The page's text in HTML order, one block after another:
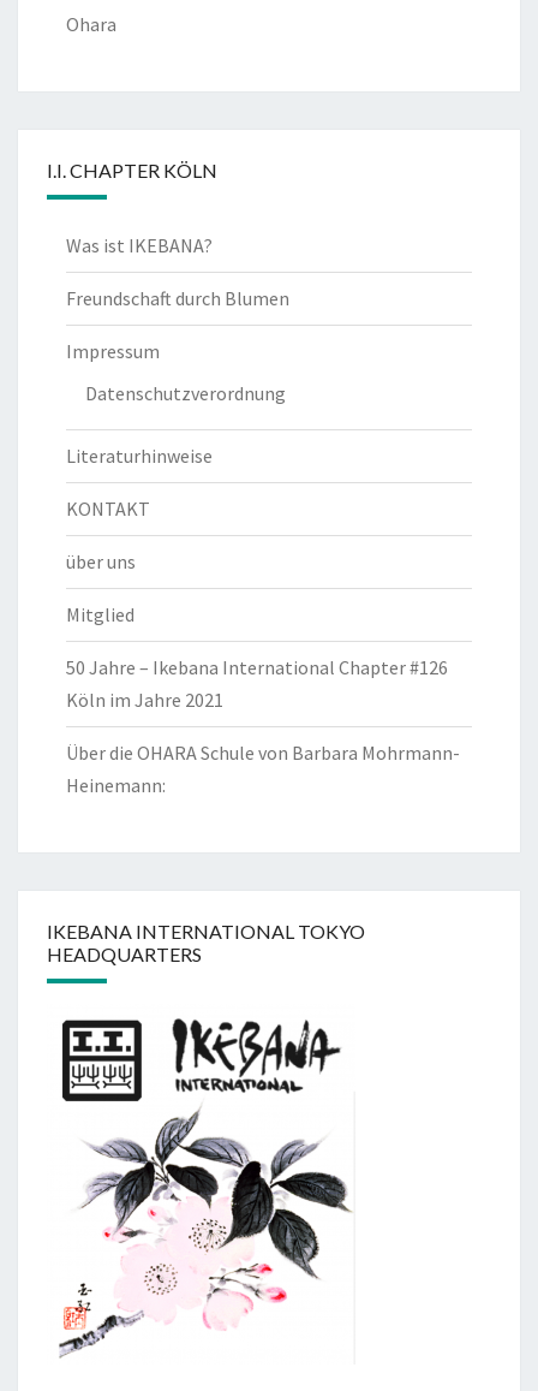
Ohara
I.I. CHAPTER KÖLN
Was ist IKEBANA?
Freundschaft durch Blumen
Impressum
Datenschutzverordnung
Literaturhinweise
KONTAKT
über uns
Mitglied
50 Jahre – Ikebana International Chapter #126
Köln im Jahre 2021
Über die OHARA Schule von Barbara Mohrmann-
Heinemann:
IKEBANA INTERNATIONAL TOKYO
HEADQUARTERS